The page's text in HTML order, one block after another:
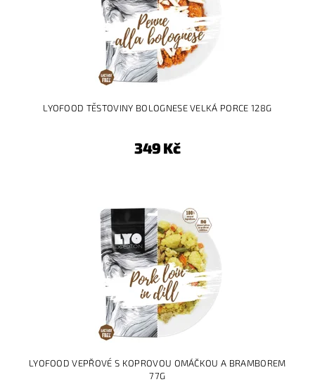
LYOFOOD TĚSTOVINY BOLOGNESE VELKÁ PORCE 128G
349 Kč
LYOFOOD VEPŘOVÉ S KOPROVOU OMÁČKOU A BRAMBOREM
77G